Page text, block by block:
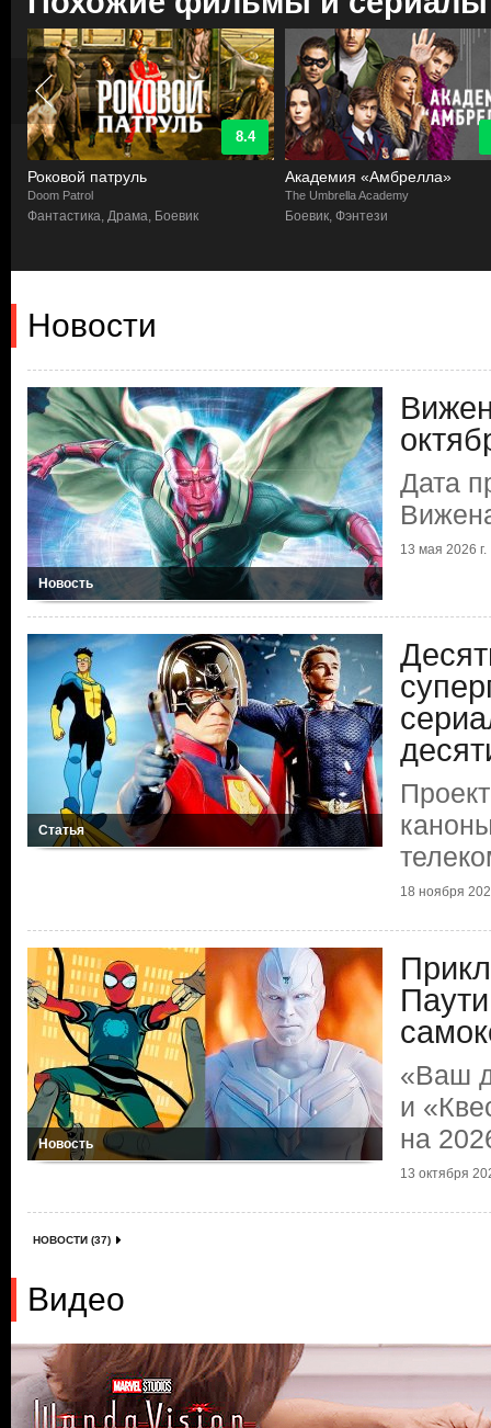
8.4
Роковой патруль
Doom Patrol
Фантастика, Драма, Боевик
Академия «Амбрелла»
The Umbrella Academy
Боевик, Фэнтези
Новости
Новость
Дата
13 мая 2026 г.
Статья
18 ноября
Новость
«Ваш
и
на
13 октября
НОВОСТИ (37)
Видео